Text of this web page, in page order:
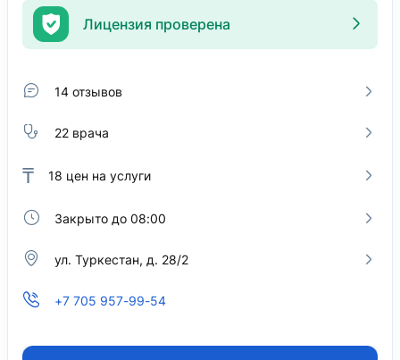
Лицензия проверена
14 отзывов
22 врача
₸ 18 цен на услуги
Закрыто до 08:00
ул. Туркестан, д. 28/2
+7 705 957-99-54